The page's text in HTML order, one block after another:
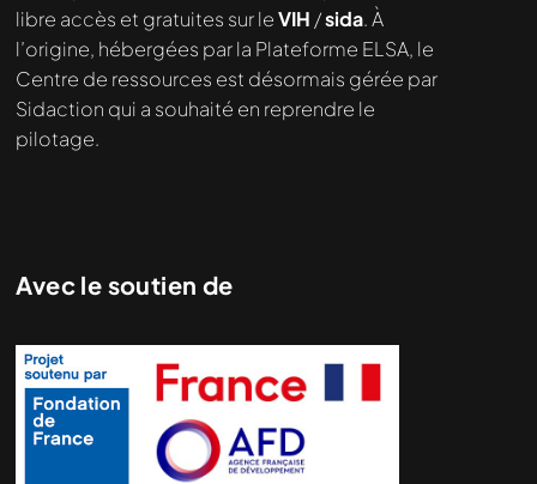
demandé....
libre accès et gratuites sur leVIH /sida. À
l’origine, hébergées par la Plateforme ELSA, le
Centre de ressources est désormais gérée par
Sidaction qui a souhaité en reprendre le
pilotage.
Avec le soutien de